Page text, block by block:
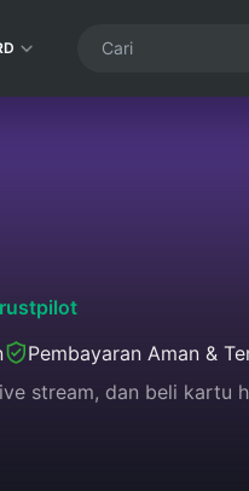
Pembayaran Aman &
stream, dan beli kartu